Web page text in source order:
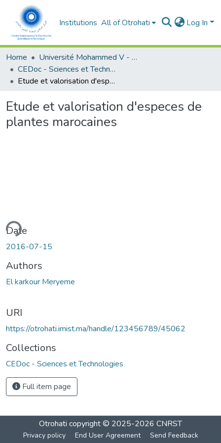
Institutions All of Otrohati Log In
Home
Université Mohammed V - Rabat
CEDoc - Sciences et Technologies
Etude et valorisation d'especes de plantes marocaines
Etude et valorisation d'especes de
plantes marocaines
Date
2016-07-15
Authors
El karkour Meryeme
URI
https://otrohati.imist.ma/handle/123456789/45062
Collections
CEDoc - Sciences et Technologies
Full item page
Otrohati copyright © 2025-2026 CNRST
Privacy policy End User Agreement Send Feedback